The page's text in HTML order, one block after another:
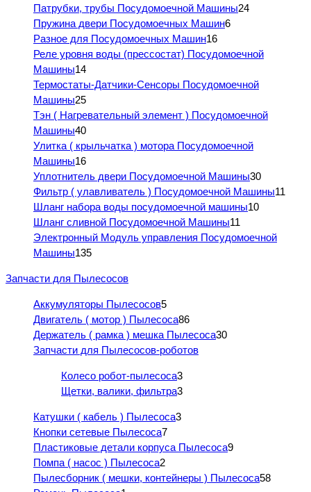
Патрубки, трубы Посудомоечной Машины24
Пружина двери Посудомоечных Машин6
Разное для Посудомоечных Машин16
Реле уровня воды (прессостат) Посудомоечной
Машины14
Термостаты-Датчики-Сенсоры Посудомоечной
Машины25
Тэн ( Нагревательный элемент ) Посудомоечной
Машины40
Улитка ( крыльчатка ) мотора Посудомоечной
Машины16
Уплотнитель двери Посудомоечной Машины30
Фильтр ( улавливатель ) Посудомоечной Машины11
Шланг набора воды посудомоечной машины10
Шланг сливной Посудомоечной Машины11
Электронный Модуль управления Посудомоечной
Машины135
Запчасти для Пылесосов
Аккумуляторы Пылесосов5
Двигатель ( мотор ) Пылесоса86
Держатель ( рамка ) мешка Пылесоса30
Запчасти для Пылесосов-роботов
Колесо робот-пылесоса3
Щетки, валики, фильтра3
Катушки ( кабель ) Пылесоса3
Кнопки сетевые Пылесоса7
Пластиковые детали корпуса Пылесоса9
Помпа ( насос ) Пылесоса2
Пылесборник ( мешки, контейнеры ) Пылесоса58